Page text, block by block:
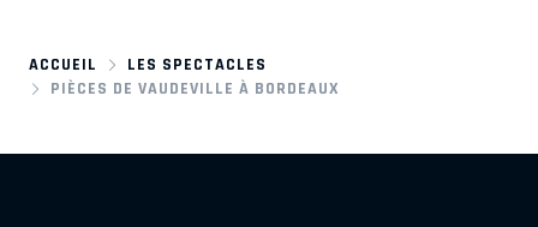
ACCUEIL
LES SPECTACLES
PIÈCES DE VAUDEVILLE À BORDEAUX